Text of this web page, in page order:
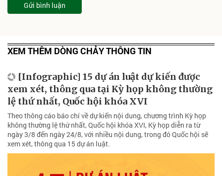
Gửi bình luận
XEM THÊM DÒNG CHẢY THÔNG TIN
[Infographic] 15 dự án luật dự kiến được
xem xét, thông qua tại Kỳ họp không thường
lệ thứ nhất, Quốc hội khóa XVI
Theo thông cáo báo chí về dự kiến nội dung, chương trình Kỳ họp
không thường lệ thứ nhất, Quốc hội khóa XVI, Kỳ họp diễn ra từ
ngày 3/8 đến ngày 24/8, với nhiều nội dung, trong đó Quốc hội sẽ
xem xét, thông qua 15 dự án luật.